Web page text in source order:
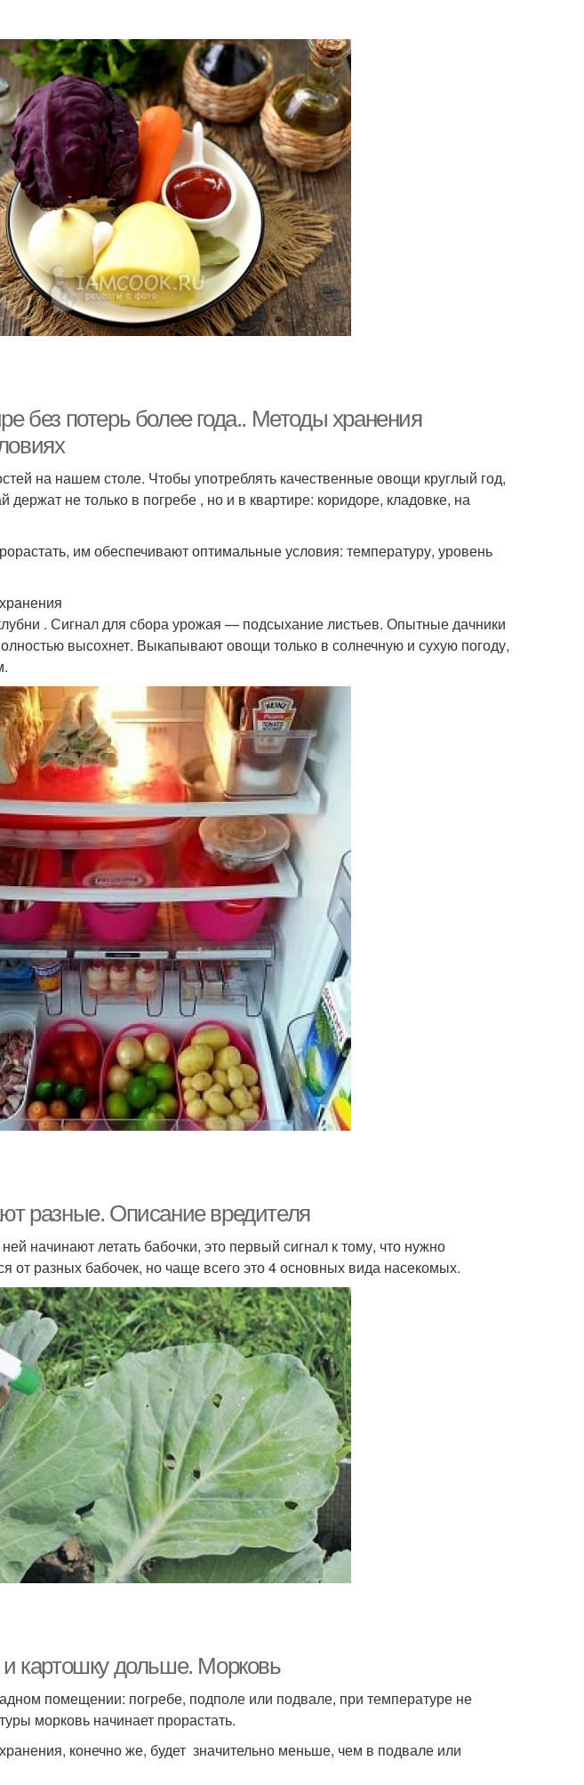
без потерь более года.. Методы хранения
на нашем столе. Чтобы употреблять качественные овощи круглый год,
не только в погребе , но и в квартире: коридоре, кладовке, на
им обеспечивают оптимальные условия: температуру, уровень
. Сигнал для сбора урожая — подсыхание листьев. Опытные дачники
высохнет. Выкапывают овощи только в солнечную и сухую погоду,
разные. Описание вредителя
начинают летать бабочки, это первый сигнал к тому, что нужно
от разных бабочек, но чаще всего это 4 основных вида насекомых.
картошку дольше. Морковь
помещении: погребе, подполе или подвале, при температуре не
морковь начинает прорастать.
конечно же, будет значительно меньше, чем в подвале или